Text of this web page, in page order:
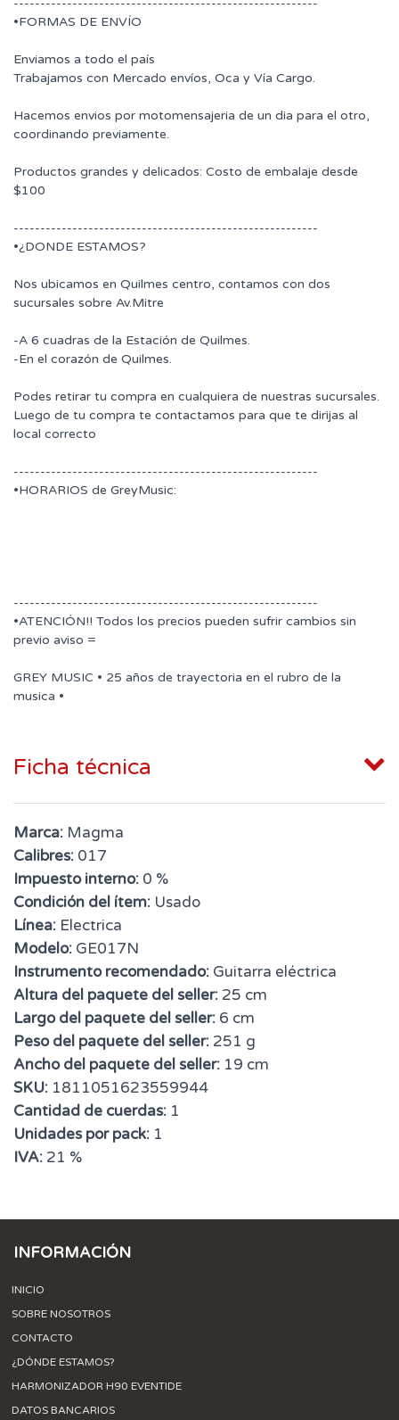
---------------------------------------------------------
•FORMAS DE ENVÍO
Enviamos a todo el país
Trabajamos con Mercado envíos, Oca y Vía Cargo.
Hacemos envios por motomensajeria de un dia para el otro,
coordinando previamente.
Productos grandes y delicados: Costo de embalaje desde
$100
---------------------------------------------------------
•¿DONDE ESTAMOS?
Nos ubicamos en Quilmes centro, contamos con dos
sucursales sobre Av.Mitre
-A 6 cuadras de la Estación de Quilmes.
-En el corazón de Quilmes.
Podes retirar tu compra en cualquiera de nuestras sucursales.
Luego de tu compra te contactamos para que te dirijas al
local correcto
---------------------------------------------------------
•HORARIOS de GreyMusic:
---------------------------------------------------------
•ATENCIÓN!! Todos los precios pueden sufrir cambios sin
previo aviso =
GREY MUSIC • 25 años de trayectoria en el rubro de la
musica •
Ficha técnica
Marca: Magma
Calibres: 017
Impuesto interno: 0 %
Condición del ítem: Usado
Línea: Electrica
Modelo: GE017N
Instrumento recomendado: Guitarra eléctrica
Altura del paquete del seller: 25 cm
Largo del paquete del seller: 6 cm
Peso del paquete del seller: 251 g
Ancho del paquete del seller: 19 cm
SKU: 1811051623559944
Cantidad de cuerdas: 1
Unidades por pack: 1
IVA: 21 %
INFORMACIÓN
INICIO
SOBRE NOSOTROS
CONTACTO
¿DÓNDE ESTAMOS?
HARMONIZADOR H90 EVENTIDE
DATOS BANCARIOS